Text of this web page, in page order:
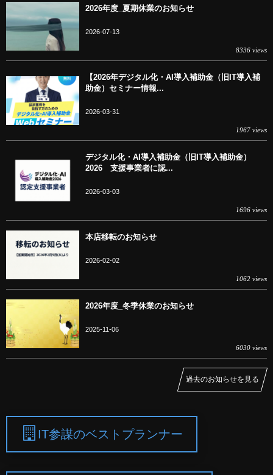
2026年度_夏期休業のお知らせ
2026-07-13
8336 views
【2026年デジタル化・AI導入補助金（旧IT導入補
助金）セミナー情報...
2026-03-31
1967 views
デジタル化・AI導入補助金（旧IT導入補助金）
2026 支援事業者に認...
2026-03-03
1696 views
本店移転のお知らせ
2026-02-02
1062 views
2026年度_冬季休業のお知らせ
2025-11-06
6030 views
過去のお知らせを見る
IT参謀のベストプランナー